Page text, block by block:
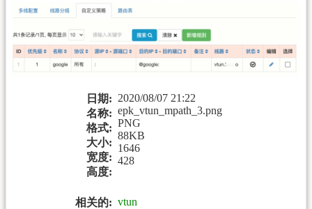
日期: 2020/08/07 21:22
名称: epk_vtun_mpath_3.png
格式: PNG
大小:
88KB
宽度:
1646
高度:
428
相关的: vtun